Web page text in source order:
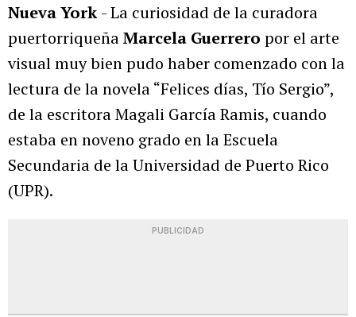
Nueva York- La curiosidad de la curadora
puertorriqueñaMarcela Guerrero por el arte
visual muy bien pudo haber comenzado con la
lectura de la novela “Felices días, Tío Sergio”,
de la escritora Magali García Ramis, cuando
estaba en noveno grado en la Escuela
Secundaria de la Universidad de Puerto Rico
(UPR).
PUBLICIDAD